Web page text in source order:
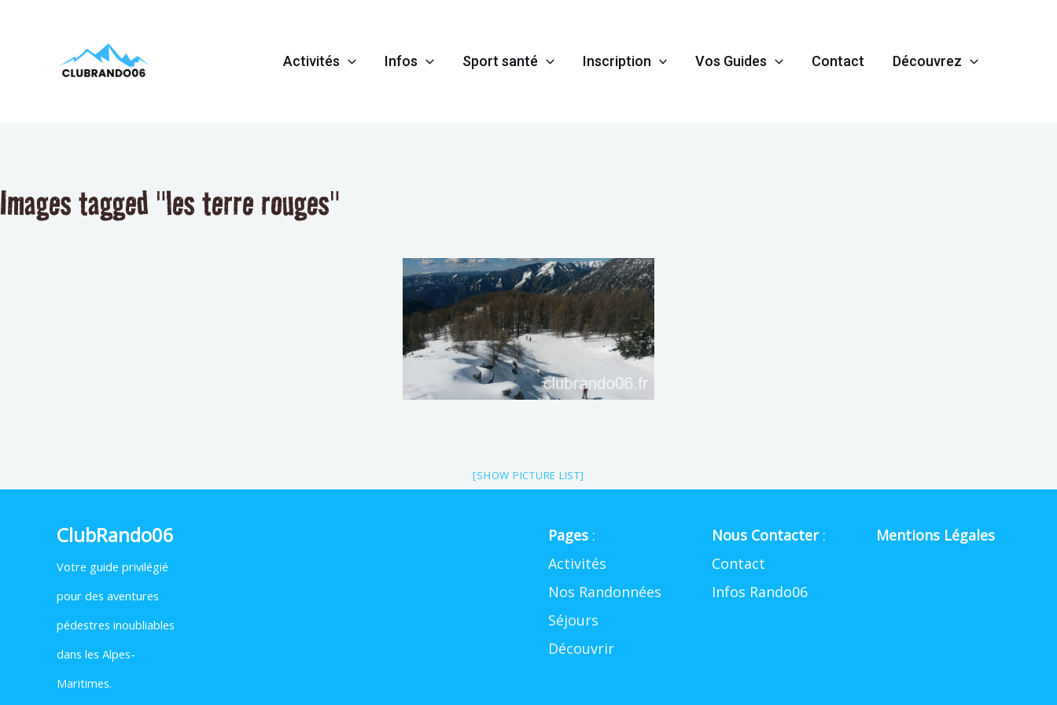
Activités Infos Sport santé Inscription Vos Guides Contact Découvrez
Images tagged "les terre rouges"
[SHOW PICTURE LIST]
ClubRando06
Votre guide privilégié
pour des aventures
pédestres inoubliables
dans les Alpes-
Maritimes.
Pages:
Activités
Nos Randonnées
Séjours
Découvrir
Nous Contacter:
Contact
Infos Rando06
Mentions Légales